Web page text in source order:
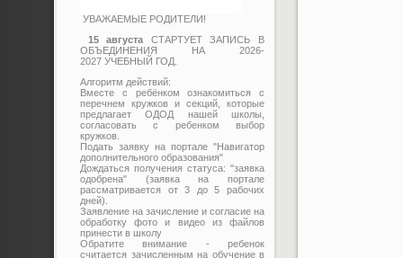
УВАЖАЕМЫЕ РОДИТЕЛИ!
15 августа СТАРТУЕТ ЗАПИСЬ В
ОБЪЕДИНЕНИЯ НА 2026-
2027 УЧЕБНЫЙ ГОД.
Алгоритм действий:
Вместе с ребёнком ознакомиться с
перечнем кружков и секций, которые
предлагает ОДОД нашей школы,
согласовать с ребенком выбор
кружков.
Подать заявку на портале "Навигатор
дополнительного образования"
Дождаться получения статуса: "заявка
одобрена" (заявка на портале
рассматривается от 3 до 5 рабочих
дней).
Заявление на зачисление и согласие на
обработку фото и видео из файлов
принести в школу
Обратите внимание - ребенок
считается зачисленным на обучение в